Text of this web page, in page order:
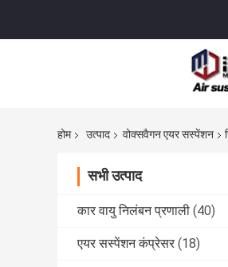
होम उत्पाद वोक्सवैगन एयर सस्पेंशन
सभी उत्पाद
कार वायु निलंबन प्रणाली (40)
एयर सस्पेंशन कंप्रेसर (18)